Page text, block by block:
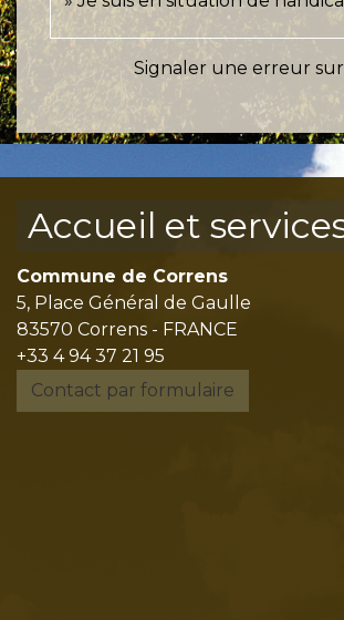
Signaler une erreur
Accueil et
Commune de Correns
5, Place Général de Gaulle
83570 Correns - FRANCE
+33 4 94 37 21 95
Contact par formulaire